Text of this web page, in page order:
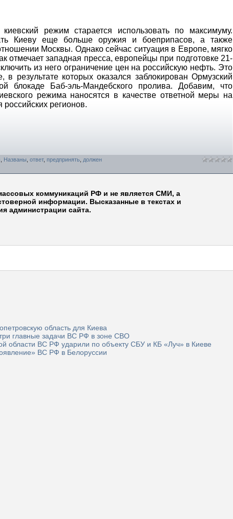
режим старается использовать по максимуму.
Киеву еще больше оружия и боеприпасов, а также
Москвы. Однако сейчас ситуация в Европе, мягко
отмечает западная пресса, европейцы при подготовке 21-
из него ограничение цен на российскую нефть. Это
которых оказался заблокирован Ормузский
блокаде Баб-эль-Мандебского пролива. Добавим, что
режима наносятся в качестве ответной меры на
регионов.
Названы ответ, предпринять
должен
коммуникаций РФ и не является СМИ, а
информации. Высказанные в текстах и
администрации сайта.
область для Киева
главные задачи ВС РФ в зоне СВО
области ВС РФ ударили по объекту СБУ и КБ «Луч» в Киеве
ВС РФ в Белоруссии